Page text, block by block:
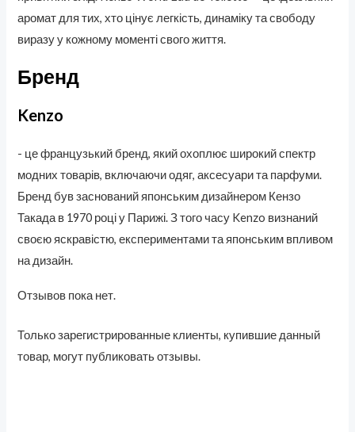
аромат для тих, хто цінує легкість, динаміку та свободу
виразу у кожному моменті свого життя.
Бренд
Kenzo
- це французький бренд, який охоплює широкий спектр
модних товарів, включаючи одяг, аксесуари та парфуми.
Бренд був заснований японським дизайнером Кензо
Такада в 1970 році у Парижі. З того часу Kenzo визнаний
своєю яскравістю, експериментами та японським впливом
на дизайн.
Отзывов пока нет.
Только зарегистрированные клиенты, купившие данный
товар, могут публиковать отзывы.